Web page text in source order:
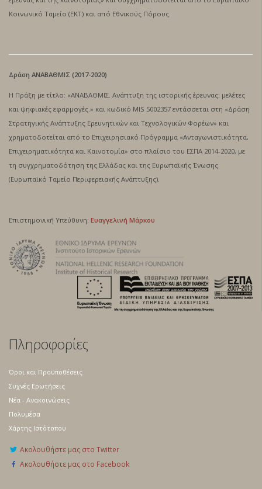
Κοινωνικό Ταμείο (ΕΚΤ) και από Εθνικούς Πόρους.
Δράση ΑΝΑΒΑΘΜΙΣ (2017-2020)
Η Πράξη με τίτλο: «ΑΝΑΒΑΘΜΙΣ. Ανάπτυξη της ιστορικής έρευνας: μελέτες
και ψηφιακές εφαρμογές.» και κωδικό MIS 5002357 εντάσσεται στη «Δράση
Στρατηγικής Ανάπτυξης Ερευνητικών και Τεχνολογικών Φορέων» και
χρηματοδοτείται από το Επιχειρησιακό Πρόγραμμα «Ανταγωνιστικότητα,
Επιχειρηματικότητα και Καινοτομία» στο πλαίσιο του ΕΣΠΑ 2014-2020, με
τη συγχρηματοδότηση της Ελλάδας και της Ευρωπαϊκής Ένωσης
(Ευρωπαϊκό Ταμείο Περιφερειακής Ανάπτυξης).
Επιστημονική Yπεύθυνη: Ευαγγελινή Μάρκου
Πληροφορίες
Όροι και Προϋποθέσεις
Συχνές Ερωτήσεις
Νέα - Ανακοινώσεις
Πολυμέσα
Χάρτης Ιστότοπου
Ακολουθήστε μας στο Twitter
Ακολουθήστε μας στο Facebook